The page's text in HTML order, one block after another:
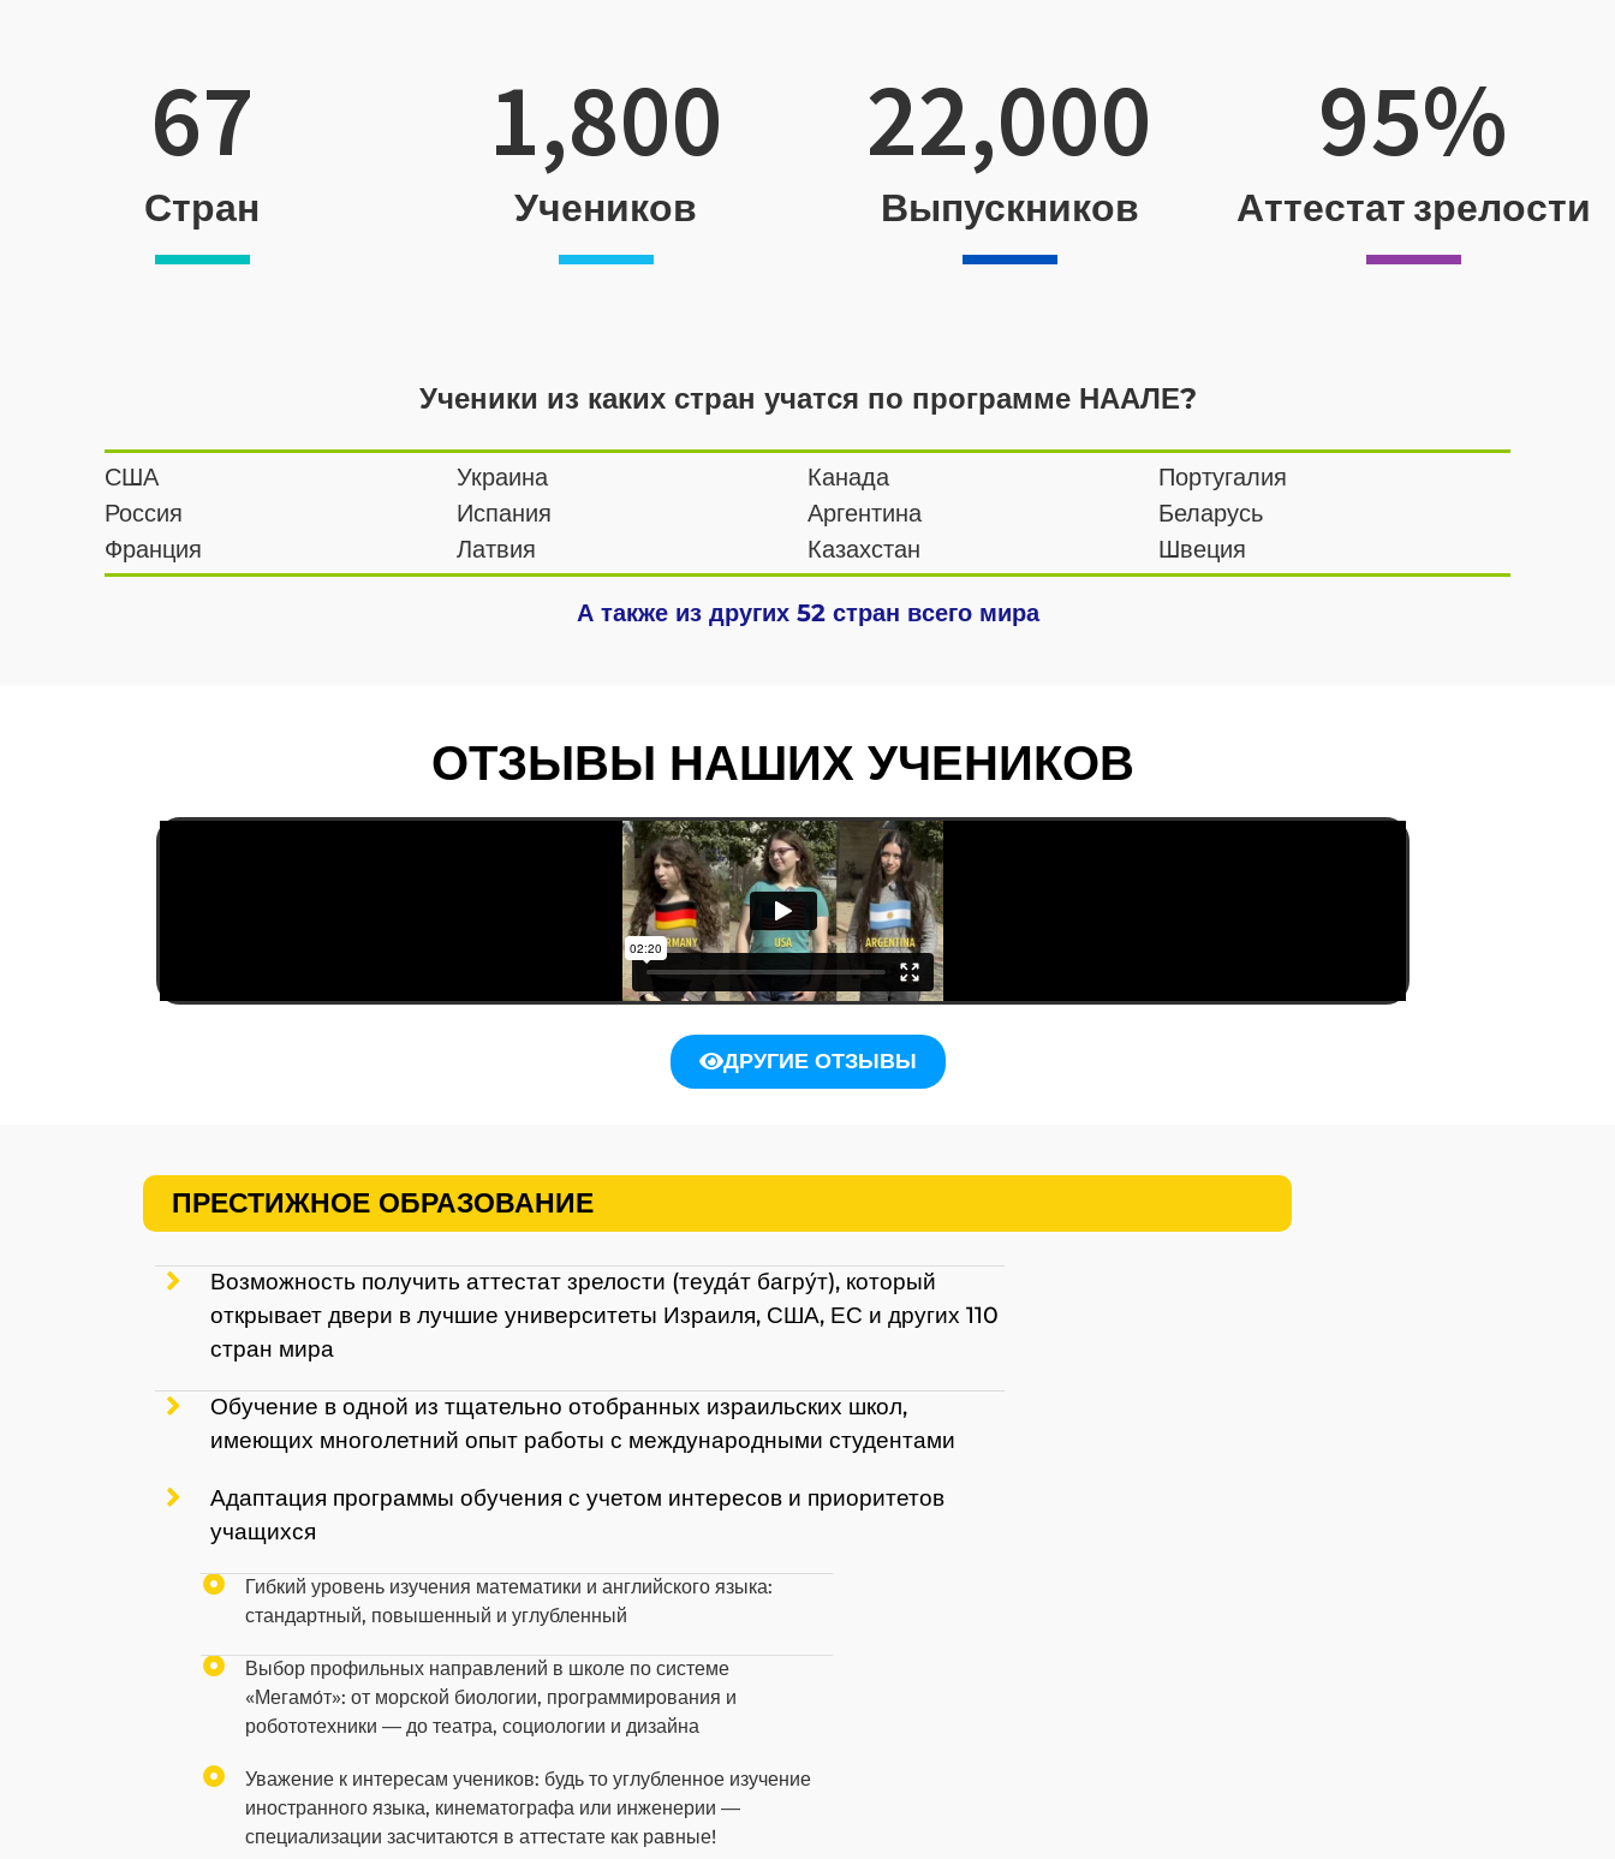
Стран
67
Учеников
1,800
Выпускников
22,000
Аттестат зрелости
95%
Ученики из каких стран учатся по программе НААЛЕ?
США
Россия
Франция
Украина
Испания
Латвия
Канада
Аргентина
Казахстан
Португалия
Беларусь
Швеция
А также из других 52 стран всего мира
ОТЗЫВЫ НАШИХ УЧЕНИКОВ
ДРУГИЕ ОТЗЫВЫ
ПРЕСТИЖНОЕ ОБРАЗОВАНИЕ
Возможность получить аттестат зрелости (теуда́т багру́т), который
открывает двери в лучшие университеты Израиля, США, ЕС и других 110
стран мира
Обучение в одной из тщательно отобранных израильских школ,
имеющих многолетний опыт работы с международными студентами
Адаптация программы обучения с учетом интересов и приоритетов
учащихся
Гибкий уровень изучения математики и английского языка:
стандартный, повышенный и углубленный
Выбор профильных направлений в школе по системе
«Мегамо́т»: от морской биологии, программирования и
робототехники — до театра, социологии и дизайна
Уважение к интересам учеников: будь то углубленное изучение
иностранного языка, кинематографа или инженерии —
специализации засчитаются в аттестате как равные!